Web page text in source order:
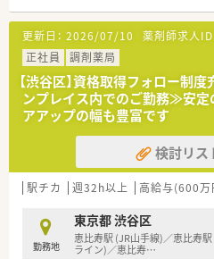
してひとつではありません。
薬剤師としてのキャリアを積
まっすぐに歩める道がありま
調剤薬局で、在宅医療で、病
教育担当としてなどなど…活動
薬剤師としての職能を存分に
の思い描く未来を実現してく
■研修カリキュラムや学習コ
入社1年目の方から中途入社
育制度を多数用意しています。
大学病院での実務研修など、
全国どの薬局で働いても、患
ことができますよ。
■教育制度は業界随一。現場
ニングは業務時間内に受講可
■業界最多の外部認定資格取得
務制度、在宅医療研修や認定
せる環境です。
■薬局業界で利益率No.1！グ
ど、先進的な取り組みを積極
来性のある会社です。
■自動薬剤ピッキング装置の
す。自社開発の調剤システム
事務の調剤補助をシステム面
■グループ薬局で調剤したお薬
して働けます★
更新日： 2026/07/10 薬剤師求人ID
正社員
調剤薬局
【渋谷区】資格取得フォロー制
ンプレイス内でのご勤務≫安定
アアップの幅も豊富です
検討リス
駅チカ 週32h以上 高給与(600万
勤務地
東京都 渋谷区
恵比寿駅 (JR山手線)／恵比寿
ライン)／恵比寿…